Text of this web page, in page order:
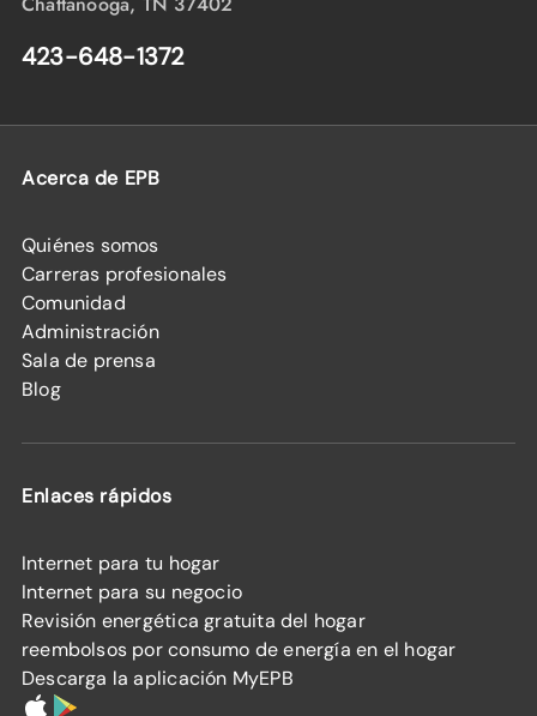
423-648-1372
Acerca de EPB
Quiénes somos
Carreras profesionales
Comunidad
Administración
Sala de prensa
Blog
Enlaces rápidos
Internet para tu hogar
Internet para su negocio
Revisión energética gratuita del hogar
reembolsos por consumo de energía en el hogar
Descarga la aplicación MyEPB